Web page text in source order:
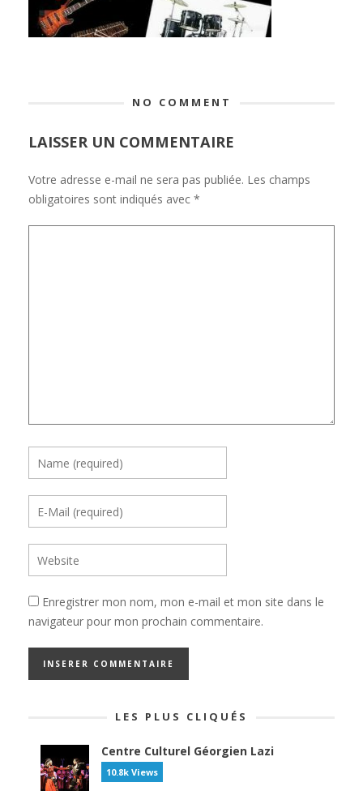
NO COMMENT
LAISSER UN COMMENTAIRE
Votre adresse e-mail ne sera pas publiée. Les champs
obligatoires sont indiqués avec *
Enregistrer mon nom, mon e-mail et mon site dans le
navigateur pour mon prochain commentaire.
LES PLUS CLIQUÉS
Centre Culturel Géorgien Lazi
10.8k Views